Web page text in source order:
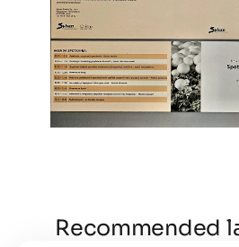
Recommended